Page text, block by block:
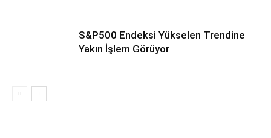
S&P500 Endeksi Yükselen Trendine
Yakın İşlem Görüyor